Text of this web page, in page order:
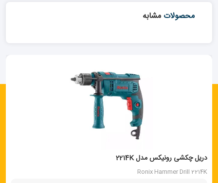
محصولات مشابه
دریل چکشی رونیکس مدل 2214K
Ronix Hammer Drill 2214K